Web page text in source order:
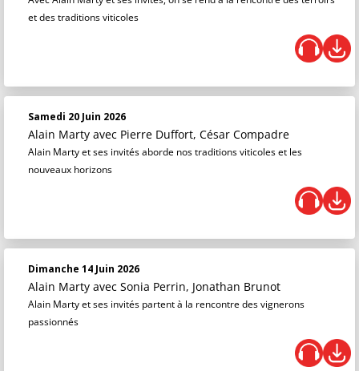
et des traditions viticoles
Samedi 20 Juin 2026
Alain Marty avec Pierre Duffort, César Compadre
Alain Marty et ses invités aborde nos traditions viticoles et les
nouveaux horizons
Dimanche 14 Juin 2026
Alain Marty avec Sonia Perrin, Jonathan Brunot
Alain Marty et ses invités partent à la rencontre des vignerons
passionnés